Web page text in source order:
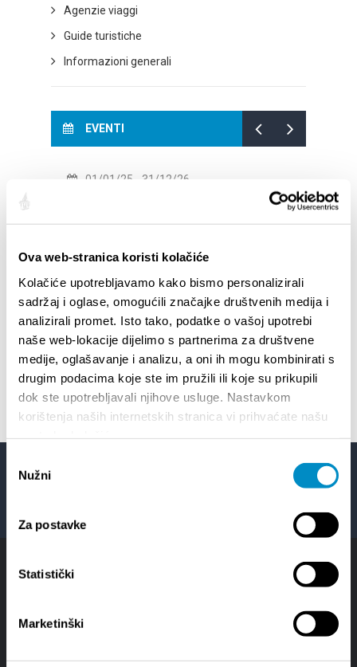
Ova web-stranica koristi kolačiće
Kolačiće upotrebljavamo kako bismo personalizirali
sadržaj i oglase, omogućili značajke društvenih medija i
analizirali promet. Isto tako, podatke o vašoj upotrebi
naše web-lokacije dijelimo s partnerima za društvene
medije, oglašavanje i analizu, a oni ih mogu kombinirati s
drugim podacima koje ste im pružili ili koje su prikupili
dok ste upotrebljavali njihove usluge. Nastavkom
korištenja naših internetskih stranica vi prihvaćate našu
pristanka
Nužni
Za postavke
Statistički
Marketinški
Agenzie viaggi
Guide turistiche
Informazioni generali
EVENTI
01/01/25 - 31/12/26
15th SUMMER CHARMS OF CLASSICAL
MUSIC
HORROR IN THE YOUTH CENTER 2
72th